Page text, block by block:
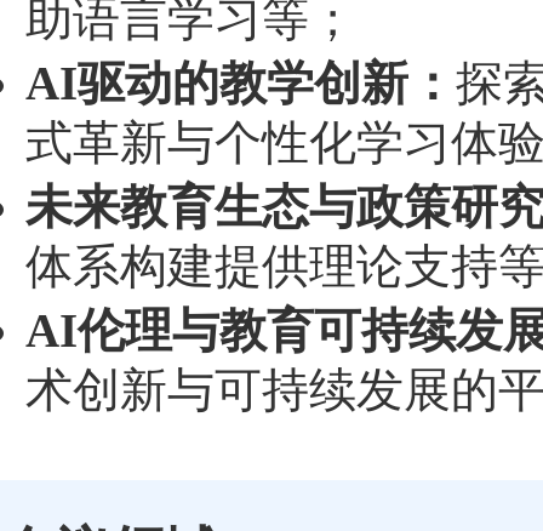
助语言学习等；
AI驱动的教学创新： 探
式革新与个性化学习体
未来教育生态与政策研
体系构建提供理论支持
AI伦理与教育可持续发
术创新与可持续发展的